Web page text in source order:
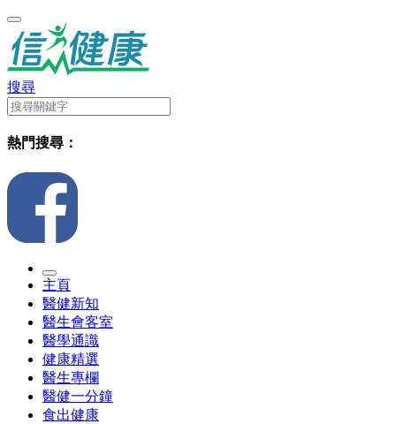
搜尋
熱門搜尋：
主頁
醫健新知
醫生會客室
醫學通識
健康精選
醫生專欄
醫健一分鐘
食出健康